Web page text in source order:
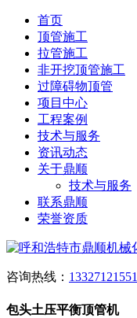
首页
顶管施工
拉管施工
非开挖顶管施工
过障碍物顶管
项目中心
工程案例
技术与服务
资讯动态
关于鼎顺
技术与服务
联系鼎顺
荣誉资质
咨询热线： 13327121551
包头土压平衡顶管机